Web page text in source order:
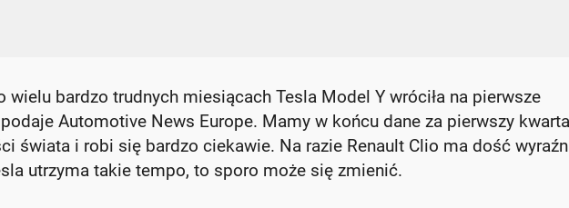
wielu bardzo trudnych miesiącach Tesla Model Y wróciła na pierwsze
Automotive News Europe. Mamy w końcu dane za pierwszy
świata i robi się bardzo ciekawie. Na razie Renault Clio ma dość
utrzyma takie tempo, to sporo może się zmienić.